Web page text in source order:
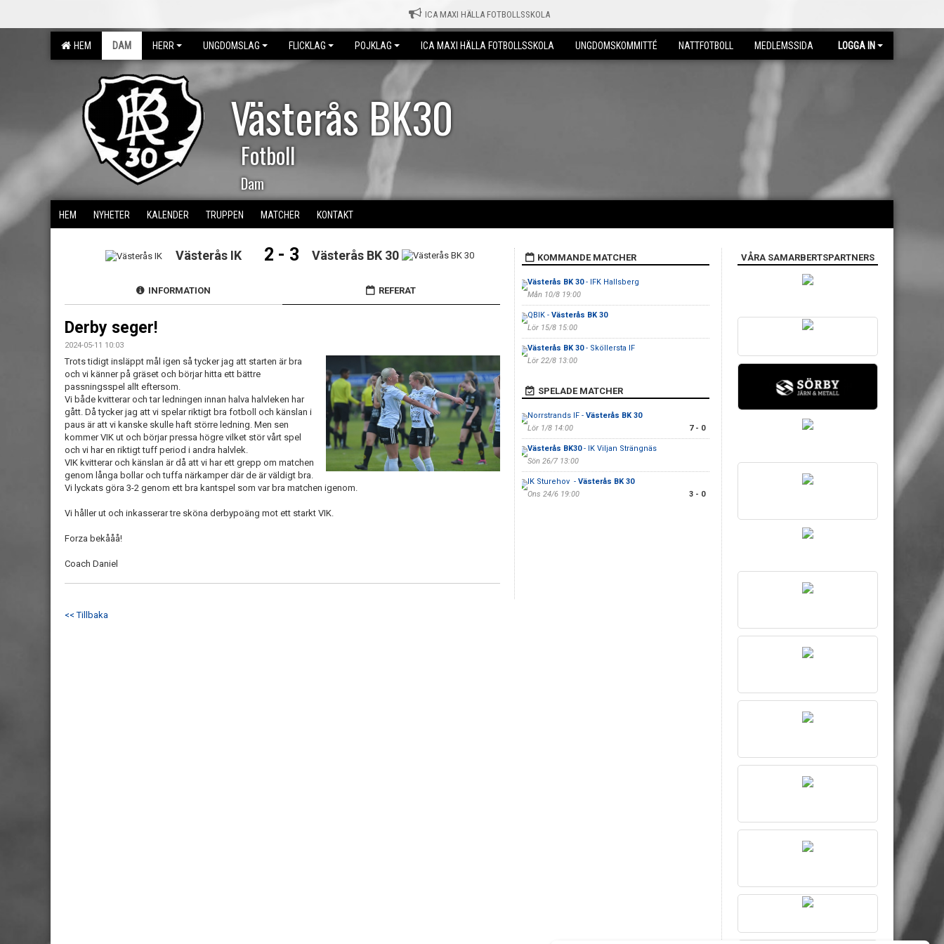
ICA MAXI HÄLLA FOTBOLLSSKOLA
HEM DAM HERR UNGDOMSLAG FLICKLAG POJKLAG ICA MAXI HÄLLA FOTBOLLSSKOLA UNGDOMSKOMMITTÉ NATTFOTBOLL MEDLEMSSIDA LOGGA IN
Västerås BK30
Fotboll
Dam
HEM NYHETER KALENDER TRUPPEN MATCHER KONTAKT
Västerås IK 2 - 3 Västerås BK 30
INFORMATION REFERAT
Derby seger!
2024-05-11 10:03
Trots tidigt insläppt mål igen så tycker jag att starten är bra
och vi känner på gräset och börjar hitta ett bättre
passningsspel allt eftersom.
Vi både kvitterar och tar ledningen innan halva halvleken har
gått. Då tycker jag att vi spelar riktigt bra fotboll och känslan i
paus är att vi kanske skulle haft större ledning. Men sen
kommer VIK ut och börjar pressa högre vilket stör vårt spel
och vi har en riktigt tuff period i andra halvlek.
VIK kvitterar och känslan är då att vi har ett grepp om matchen
genom långa bollar och tuffa närkamper där de är väldigt bra.
Vi lyckats göra 3-2 genom ett bra kantspel som var bra matchen igenom.
Vi håller ut och inkasserar tre sköna derbypoäng mot ett starkt VIK.
Forza bekååå!
Coach Daniel
<< Tillbaka
KOMMANDE MATCHER
Västerås BK 30- IFK Hallsberg
Mån 10/8 19:00
QBIK - Västerås BK 30
Lör 15/8 15:00
Västerås BK 30- Sköllersta IF
Lör 22/8 13:00
SPELADE MATCHER
Norrstrands IF - Västerås BK 30
Lör 1/8 14:00
7 - 0
Västerås BK30- IK Viljan Strängnäs
Sön 26/7 13:00
IK Sturehov - Västerås BK 30
Ons 24/6 19:00
3 - 0
VÅRA SAMARBERTSPARTNERS